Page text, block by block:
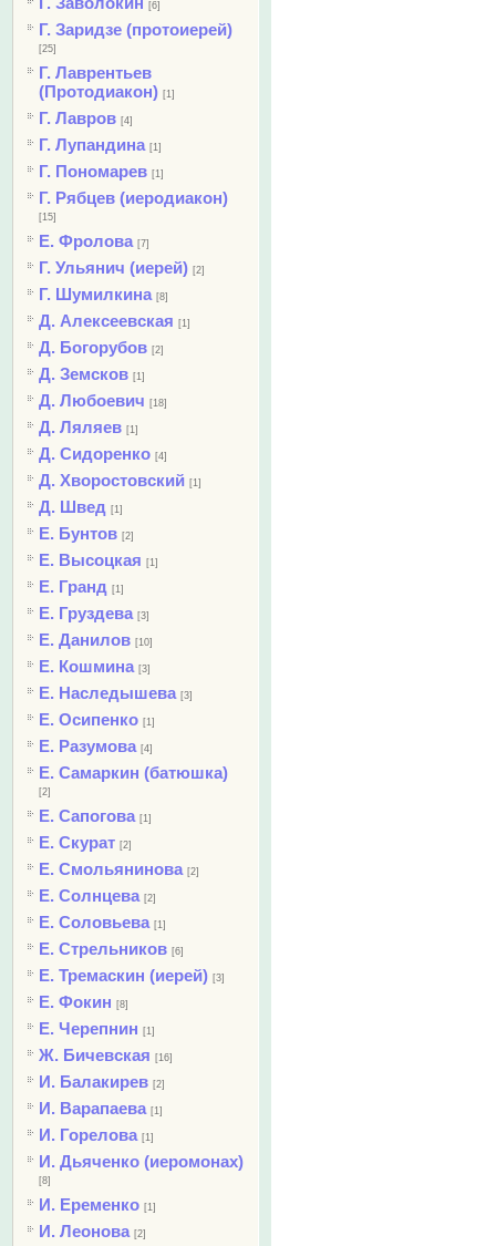
[6]
Г. Заридзе (протоиерей)
[25]
Г. Лаврентьев
(Протодиакон) [1]
Г. Лавров [4]
Г. Лупандина [1]
Г. Пономарев [1]
Г. Рябцев (иеродиакон)
[15]
Е. Фролова [7]
Г. Ульянич (иерей) [2]
Г. Шумилкина [8]
Д. Алексеевская [1]
Д. Богорубов [2]
Д. Земсков [1]
Д. Любоевич [18]
Д. Ляляев [1]
Д. Сидоренко [4]
Д. Хворостовский [1]
Д. Швед [1]
Е. Бунтов [2]
Е. Высоцкая [1]
Е. Гранд [1]
Е. Груздева [3]
Е. Данилов [10]
Е. Кошмина [3]
Е. Наследышева [3]
Е. Осипенко [1]
Е. Разумова [4]
Е. Самаркин (батюшка)
[2]
Е. Сапогова [1]
Е. Скурат [2]
Е. Смольянинова [2]
Е. Солнцева [2]
Е. Соловьева [1]
Е. Стрельников [6]
Е. Тремаскин (иерей) [3]
Е. Фокин [8]
Е. Черепнин [1]
Ж. Бичевская [16]
И. Балакирев [2]
И. Варапаева [1]
И. Горелова [1]
И. Дьяченко (иеромонах)
[8]
И. Еременко [1]
И. Леонова [2]